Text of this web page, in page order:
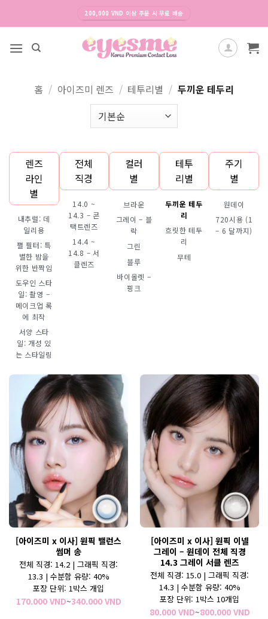
200,000 VND 이상 주문 시 무료 배송
홈 / 아이즈미 렌즈 / 테투리별 / 두끼운 테두리
렌즈
라인
별
내추럴: 데
일리용
펼 필터: 특
별한 밤을
위한 반짝임
도우인 스타
일: 촬영 –
메이크업 록
에 최작
서양 스타
일: 개성 있
는 스타일링
전체
직경
14.0 ~
14.3 – 콘
택트렌즈
14.4 ~
14.8 – 서
클렌즈
컬러
별
브라운
그레이 – 블
락
그린
블루
바이올렛 –
핑크
테투
리별
두끼운 테두
리
흐릿한 테두
리
무테
주기
별
원데이
720시용 (1
– 6 달까지)
[아이즈미 x 이사] 원픽 밸런스
썸머 송
전체 직경: 14.2 | 그래픽 직경:
13.3 | 수분함 유량: 40%
포장 단위: 1박스 개입
170.000 VND~340.000 VND가
[아이즈미 x 이사] 원픽 이넬
그레이 – 원데이 전체 직경
14.3 그레이 서클 렌즈
전체 직경: 15.0 | 그래픽 직경:
14.3 | 수분함 유량: 40%
포장 단위: 1박스 10개입
80.000 VND~800.000 VND가